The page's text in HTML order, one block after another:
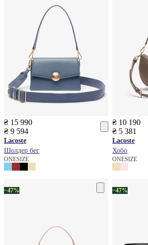
₴ 15 990
₴ 9 594
Lacoste
Шолдер бег
ONESIZE
₴ 10 190
₴ 5 381
Lacoste
Хобо
ONESIZE
−47% −47%